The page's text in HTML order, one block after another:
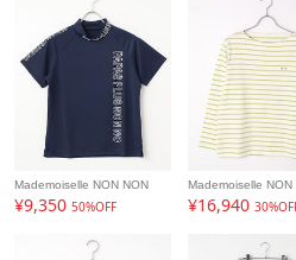
Mademoiselle NON NON
¥9,350 50%OFF
Mademoiselle NON
¥16,940